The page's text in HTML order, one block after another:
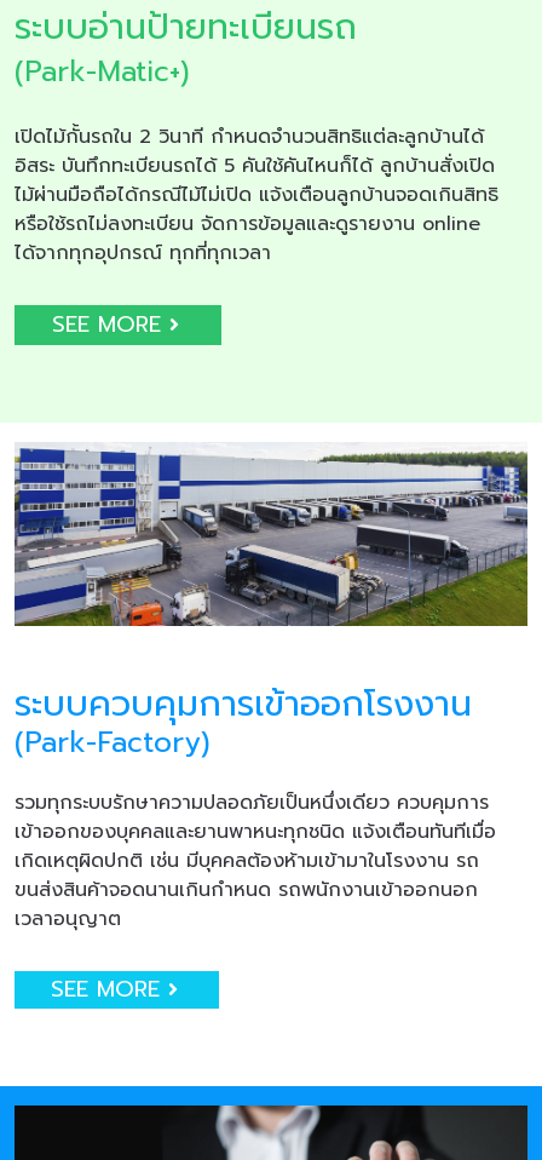
ระบบอ่านป้ายทะเบียนรถ
(Park-Matic+)
เปิดไม้กั้นรถใน 2 วินาที กำหนดจำนวนสิทธิแต่ละลูกบ้านได้
อิสระ บันทึกทะเบียนรถได้ 5 คันใช้คันไหนก็ได้ ลูกบ้านสั่งเปิด
ไม้ผ่านมือถือได้กรณีไม้ไม่เปิด แจ้งเตือนลูกบ้านจอดเกินสิทธิ
หรือใช้รถไม่ลงทะเบียน จัดการข้อมูลและดูรายงาน online
ได้จากทุกอุปกรณ์ ทุกที่ทุกเวลา
SEE MORE
ระบบควบคุมการเข้าออกโรงงาน
(Park-Factory)
รวมทุกระบบรักษาความปลอดภัยเป็นหนึ่งเดียว ควบคุมการ
เข้าออกของบุคคลและยานพาหนะทุกชนิด แจ้งเตือนทันทีเมื่อ
เกิดเหตุผิดปกติ เช่น มีบุคคลต้องห้ามเข้ามาในโรงงาน รถ
ขนส่งสินค้าจอดนานเกินกำหนด รถพนักงานเข้าออกนอก
เวลาอนุญาต
SEE MORE